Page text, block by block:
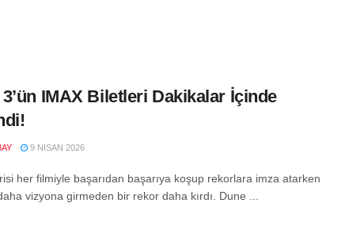
IMAX Biletleri Dakikalar İçinde
9 NISAN 2026
her filmiyle başarıdan başarıya koşup rekorlara imza atarken
vizyona girmeden bir rekor daha kırdı. Dune ...